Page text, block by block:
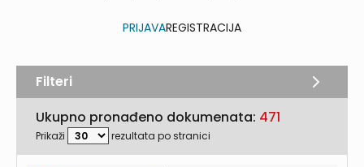
PRIJAVAREGISTRACIJA
Ukupno pronađeno dokumenata: 471
Prikaži rezultata po stranici
Filteri